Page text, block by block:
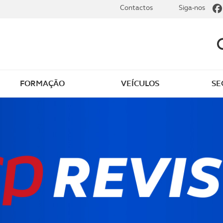
gratuitas
de apoio
Dicas úteis de saúde
FORMAÇÃO VEÍCULOS
Contactos Siga-nos